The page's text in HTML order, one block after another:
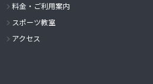
個人情報をお客さまの同意を得ず第
りません。ただし、官公庁等から法
意なく応募内容を提供することがあ
料金・ご利用案内
スポーツ教室
アクセス